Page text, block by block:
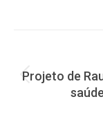
de
Projeto de